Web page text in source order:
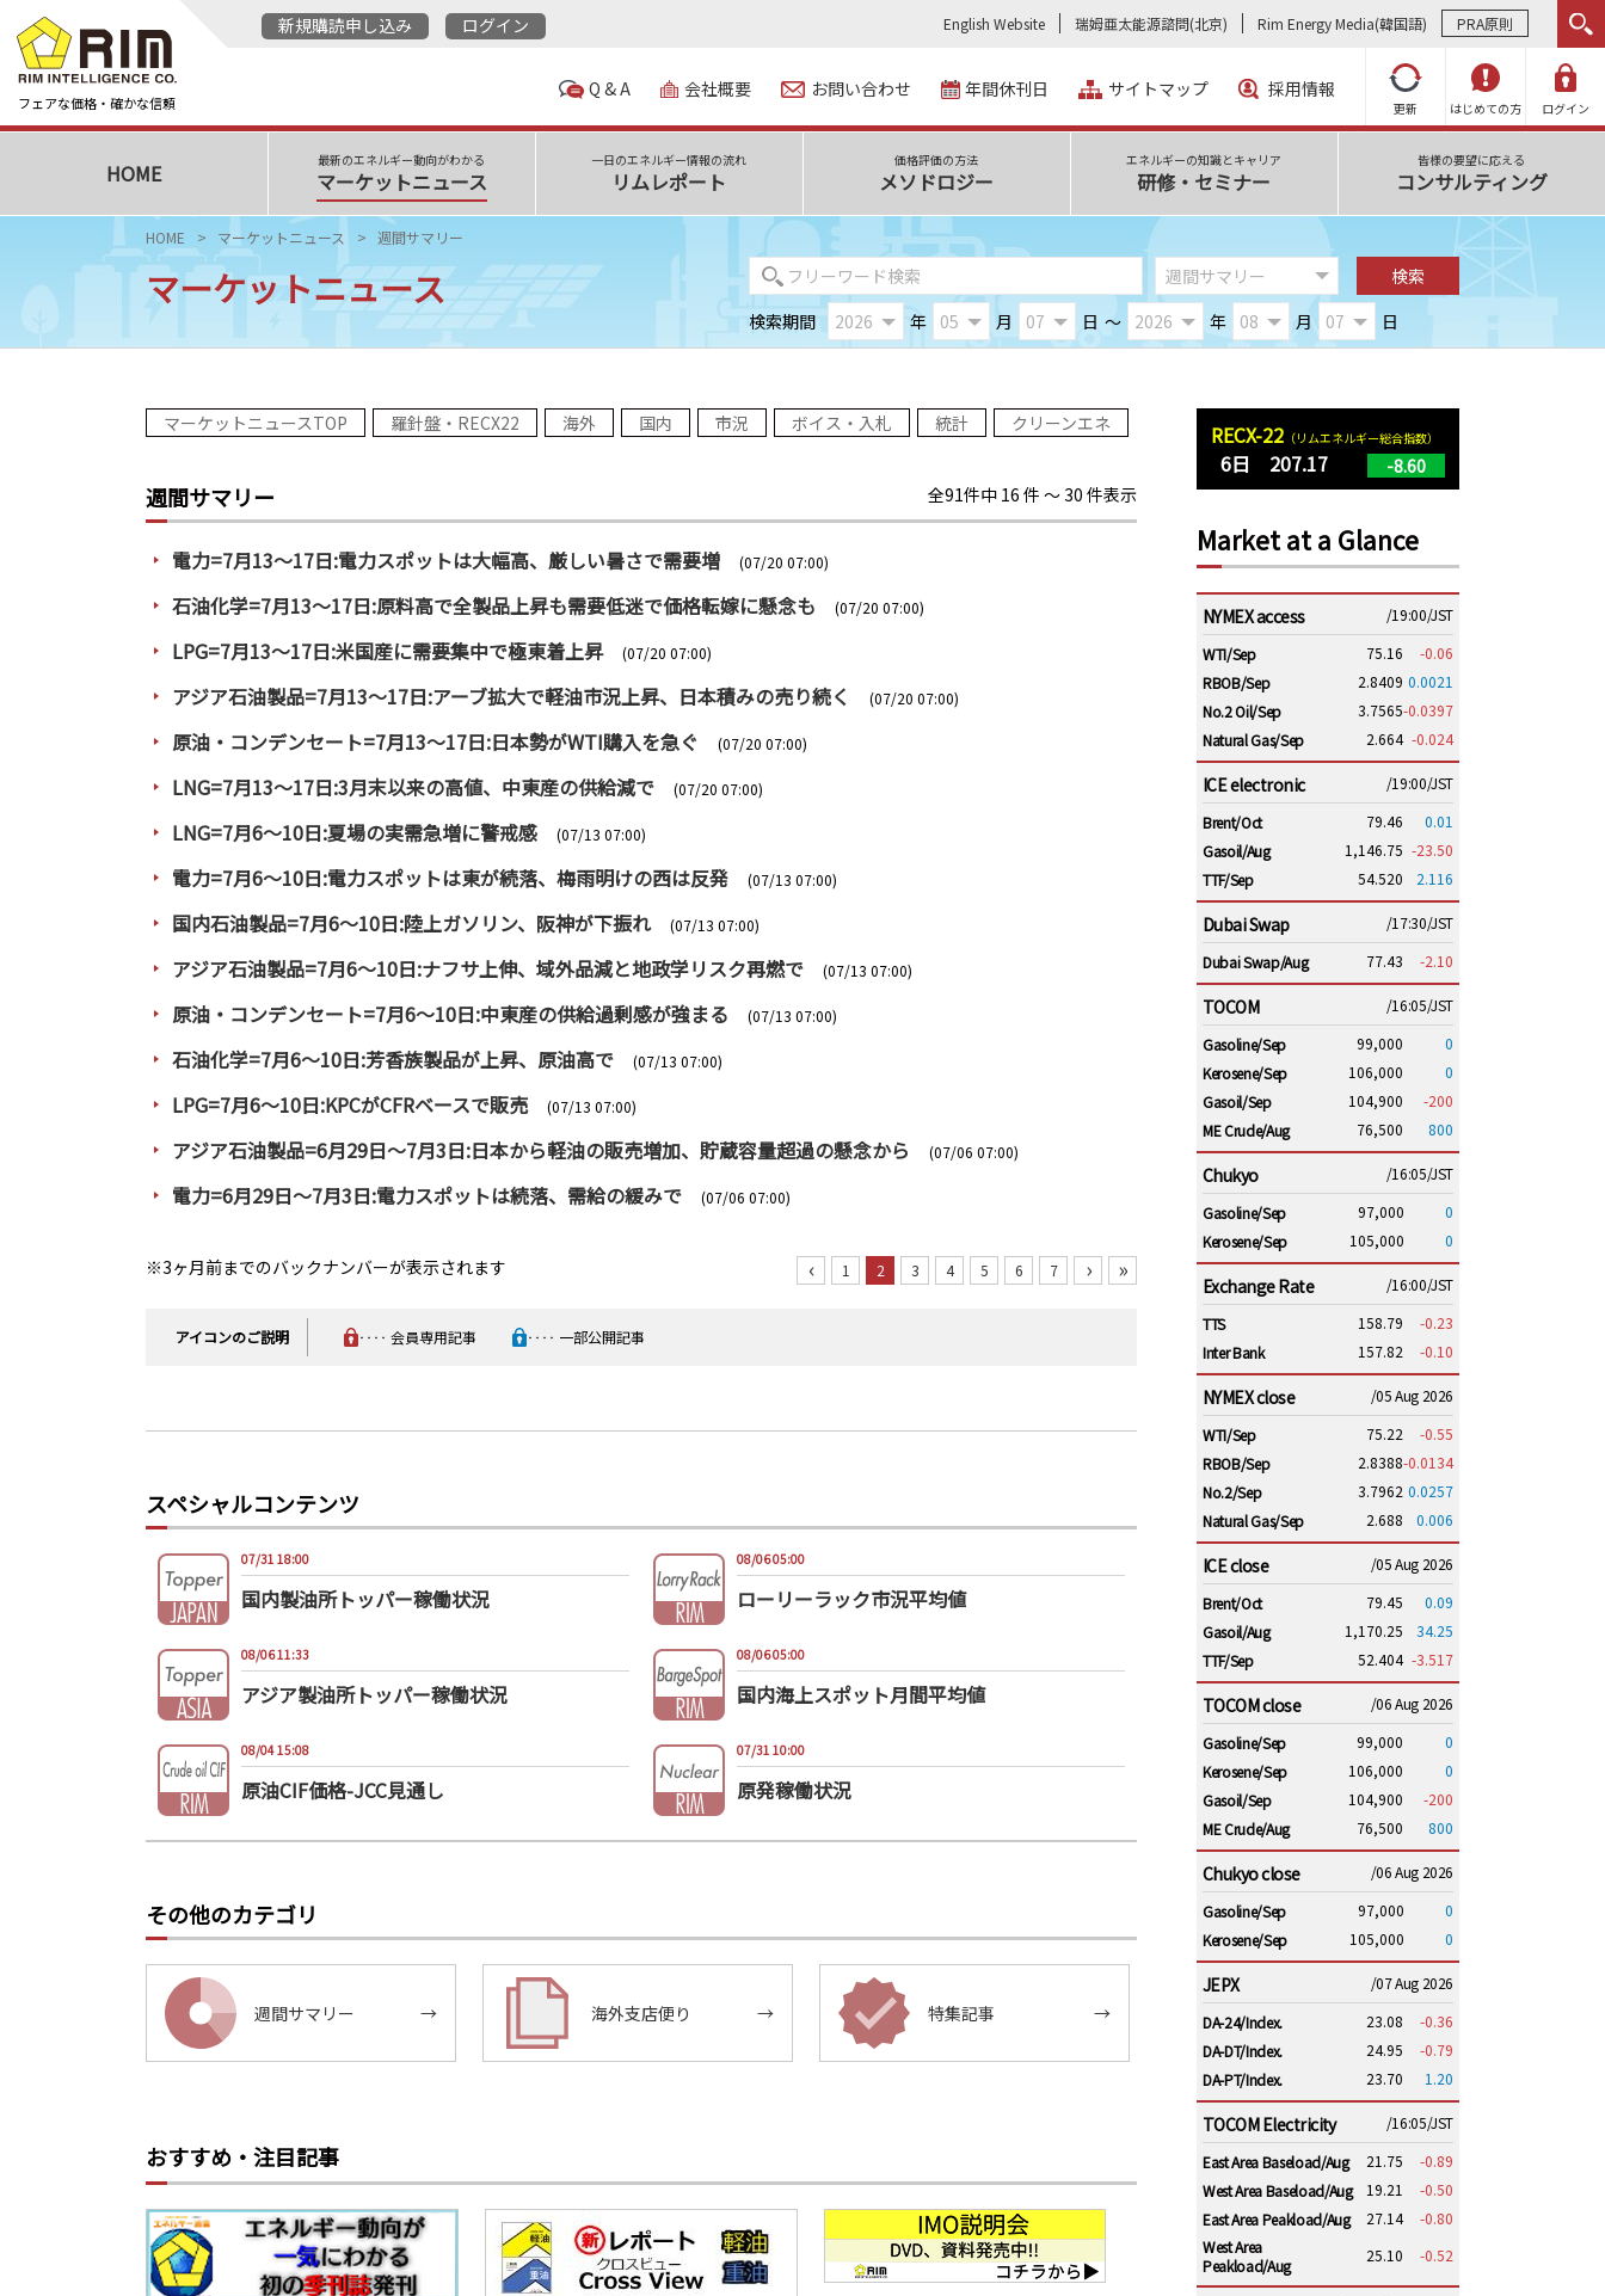
フェアな価格・確かな信頼
新規購読申し込み ログイン English Website 瑞姆亜太能源諮問(北京) Rim Energy Media(韓国語) PRA原則
更新 はじめての方 ログイン
Q & A 会社概要 お問い合わせ 年間休刊日 サイトマップ 採用情報
HOME 最新のエネルギー動向がわかる
マーケットニュース
一日のエネルギー情報の流れ
リムレポート
価格評価の方法
メソドロジー
エネルギーの知識とキャリア
研修・セミナー
皆様の要望に応える
コンサルティング
HOME マーケットニュース 週間サマリー
マーケットニュース
検索期間 年 月 日 ～ 年 月 日
マーケットニュースTOP 羅針盤・RECX22 海外 国内 市況 ボイス・入札 統計 クリーンエネ
週間サマリー 全91件中 16 件 ～ 30 件表示
電力=7月13～17日:電力スポットは大幅高、厳しい暑さで需要増 (07/20 07:00)
石油化学=7月13～17日:原料高で全製品上昇も需要低迷で価格転嫁に懸念も (07/20 07:00)
LPG=7月13～17日:米国産に需要集中で極東着上昇 (07/20 07:00)
アジア石油製品=7月13～17日:アーブ拡大で軽油市況上昇、日本積みの売り続く (07/20 07:00)
原油・コンデンセート=7月13～17日:日本勢がWTI購入を急ぐ (07/20 07:00)
LNG=7月13～17日:3月末以来の高値、中東産の供給減で (07/20 07:00)
LNG=7月6～10日:夏場の実需急増に警戒感 (07/13 07:00)
電力=7月6～10日:電力スポットは東が続落、梅雨明けの西は反発 (07/13 07:00)
国内石油製品=7月6～10日:陸上ガソリン、阪神が下振れ (07/13 07:00)
アジア石油製品=7月6～10日:ナフサ上伸、域外品減と地政学リスク再燃で (07/13 07:00)
原油・コンデンセート=7月6～10日:中東産の供給過剰感が強まる (07/13 07:00)
石油化学=7月6～10日:芳香族製品が上昇、原油高で (07/13 07:00)
LPG=7月6～10日:KPCがCFRベースで販売 (07/13 07:00)
アジア石油製品=6月29日～7月3日:日本から軽油の販売増加、貯蔵容量超過の懸念から (07/06 07:00)
電力=6月29日～7月3日:電力スポットは続落、需給の緩みで (07/06 07:00)
※3ヶ月前までのバックナンバーが表示されます ‹ 1 2 3 4 5 6 7 › »
アイコンのご説明 ‥‥ 会員専用記事 ‥‥ 一部公開記事
スペシャルコンテンツ
07/31 18:00
国内製油所トッパー稼働状況
08/06 05:00
ローリーラック市況平均値
08/06 11:33
アジア製油所トッパー稼働状況
08/06 05:00
国内海上スポット月間平均値
08/04 15:08
原油CIF価格-JCC見通し
07/31 10:00
原発稼働状況
その他のカテゴリ
週間サマリー → 海外支店便り → 特集記事 →
おすすめ・注目記事
RECX-22 （リムエネルギー総合指数）
6日 207.17 -8.60
Market at a Glance
NYMEX access
/19:00/JST
WTI/Sep
75.16
-0.06
RBOB/Sep
2.8409 0.0021
No.2 Oil/Sep
3.7565-0.0397
Natural Gas/Sep
2.664 -0.024
ICE electronic
/19:00/JST
Brent/Oct
79.46
0.01
Gasoil/Aug
1,146.75 -23.50
TTF/Sep
54.520 2.116
Dubai Swap
/17:30/JST
Dubai Swap/Aug
77.43 -2.10
TOCOM
/16:05/JST
Gasoline/Sep
99,000
0
Kerosene/Sep
106,000
0
Gasoil/Sep
104,900
-200
ME Crude/Aug
76,500 800
Chukyo
/16:05/JST
Gasoline/Sep
97,000
0
Kerosene/Sep
105,000 0
Exchange Rate
/16:00/JST
TTS
158.79
-0.23
Inter Bank
157.82 -0.10
NYMEX close
/05 Aug 2026
WTI/Sep
75.22
-0.55
RBOB/Sep
2.8388-0.0134
No.2/Sep
3.7962 0.0257
Natural Gas/Sep
2.688 0.006
ICE close
/05 Aug 2026
Brent/Oct
79.45
0.09
Gasoil/Aug
1,170.25
34.25
TTF/Sep
52.404 -3.517
TOCOM close
/06 Aug 2026
Gasoline/Sep
99,000
0
Kerosene/Sep
106,000
0
Gasoil/Sep
104,900
-200
ME Crude/Aug
76,500 800
Chukyo close
/06 Aug 2026
Gasoline/Sep
97,000
0
Kerosene/Sep
105,000 0
JEPX
/07 Aug 2026
DA-24/Index.
23.08
-0.36
DA-DT/Index.
24.95
-0.79
DA-PT/Index.
23.70 1.20
TOCOM Electricity
/16:05/JST
East Area Baseload/Aug
21.75
-0.89
West Area Baseload/Aug
19.21
-0.50
East Area Peakload/Aug
27.14
-0.80
West Area
Peakload/Aug
25.10 -0.52